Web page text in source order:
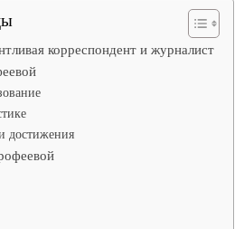
корреспондент и журналист
достижения